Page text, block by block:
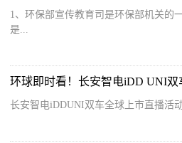
1、环保部宣传教育司是环保部机关的
是...
环球即时看！长安智电iDD UNI
长安智电iDDUNI双车全球上市直播活